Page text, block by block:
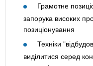
Грамотне
запорука високих
позиціонування
Техніки
виділитися серед